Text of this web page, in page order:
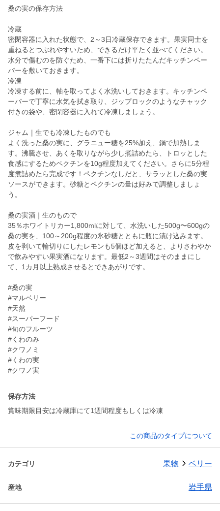
桑の実の保存方法
冷蔵
密閉容器に入れた状態で、2～3日冷蔵保存できます。果実同士を
重ねるとつぶれやすいため、できるだけ平たく並べてください。
水分で傷むのを防ぐため、一番下には折りたたんだキッチンペー
パーを敷いておきます。
冷凍
冷凍する前に、軸を取ってよく水洗いしておきます。キッチンペ
ーパーで丁寧に水気を拭き取り、ジップロックのようなチャック
付きの袋や、密閉容器に入れて冷凍しましょう。
ジャム｜生でも冷凍したものでも
よく洗った桑の実に、グラニュー糖を25%加え、鍋で加熱しま
す。沸騰させ、あくを取りながら少し煮詰めたら、トロッとした
食感にするためペクチンを10g程度加えてください。さらに5分程
度煮詰めたら完成です！ペクチンなしだと、サラッとした桑の実
ソースができます。砂糖とペクチンの量は好みで調整しましょ
う。
桑の実酒｜生のもので
35％ホワイトリカー1,800mlに対して、水洗いした500g〜600gの
桑の実を、100～200g程度の氷砂糖とともに瓶に漬け込みます。
皮を剥いて輪切りにしたレモンも5個ほど加えると、よりさわやか
で飲みやすい果実酒になります。最低2～3週間はそのままにし
て、1カ月以上熟成させるとできあがりです。
#桑の実
#マルベリー
#天然
#スーパーフード
#旬のフルーツ
#くわのみ
#クワノミ
#くわの実
#クワノ実
保存方法
賞味期限目安は冷蔵庫にて1週間程度もしくは冷凍
この商品のタイプについて
カテゴリ 果物 ベリー
産地 岩手県